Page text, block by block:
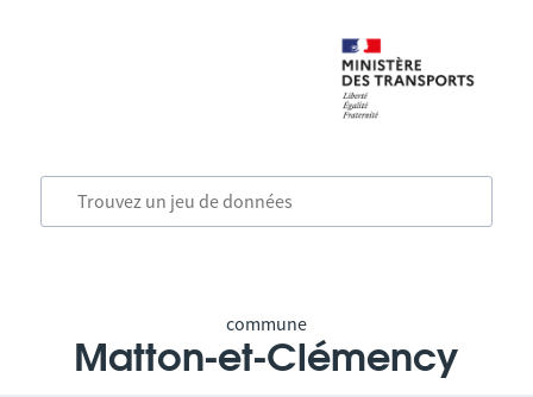
commune
Matton-et-Clémency